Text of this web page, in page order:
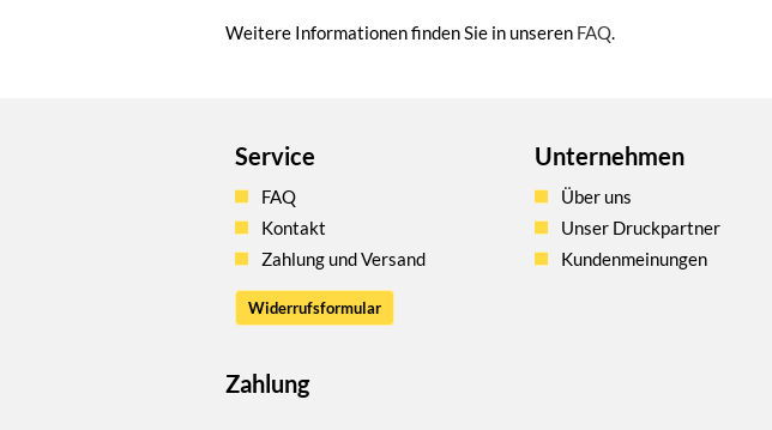
Weitere Informationen finden Sie in unseren FAQ.
Service
FAQ
Kontakt
Zahlung und Versand
Widerrufsformular
Unternehmen
Über uns
Unser Druckpartner
Kundenmeinungen
Zahlung